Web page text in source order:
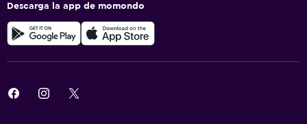
Descarga la app de momondo